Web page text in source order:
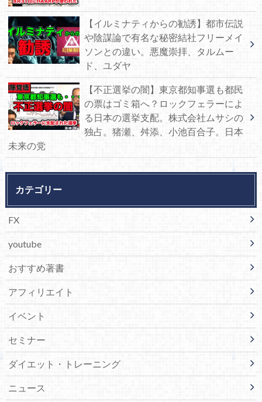
【イルミナティからの勧誘】都市伝説
や陰謀論で有名な秘密結社フリーメイ
ソンとの違い。悪魔崇拝、タルムー
ド、ユダヤ
【不正選挙の闇】東京都知事選も都民
の票はゴミ箱へ？ロックフェラーによ
る日本の選挙支配。株式会社ムサシの
独占。猪瀬、舛添、小池百合子。日本
未来の党
カテゴリー
FX
youtube
おすすめ著書
アフィリエイト
イベント
セミナー
ダイエット・トレーニング
ニュース